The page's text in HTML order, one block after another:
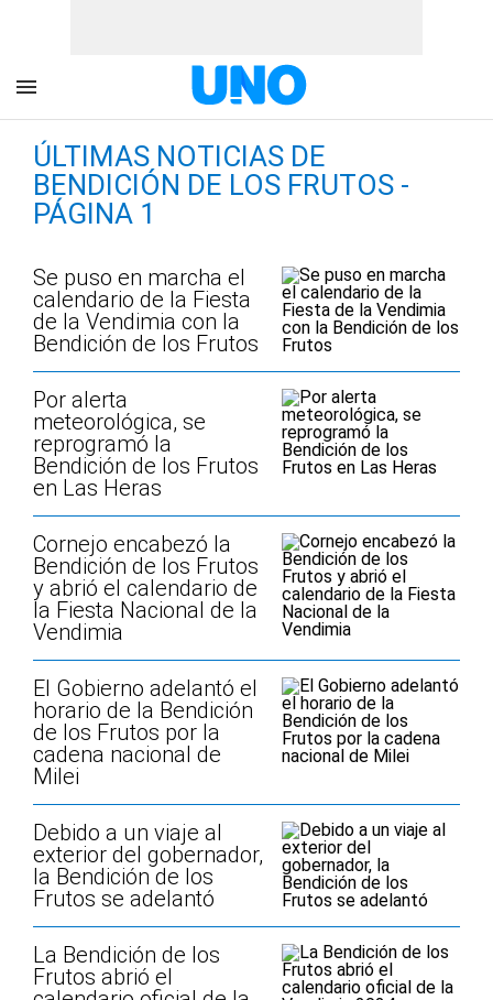
ÚLTIMAS NOTICIAS DE
BENDICIÓN DE LOS FRUTOS -
PÁGINA 1
Se puso en marcha el
calendario de la Fiesta
de la Vendimia con la
Bendición de los Frutos
Por alerta
meteorológica, se
reprogramó la
Bendición de los Frutos
en Las Heras
Cornejo encabezó la
Bendición de los Frutos
y abrió el calendario de
la Fiesta Nacional de la
Vendimia
El Gobierno adelantó el
horario de la Bendición
de los Frutos por la
cadena nacional de
Milei
Debido a un viaje al
exterior del gobernador,
la Bendición de los
Frutos se adelantó
La Bendición de los
Frutos abrió el